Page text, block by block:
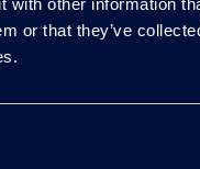
with other information
or that they’ve
à divers